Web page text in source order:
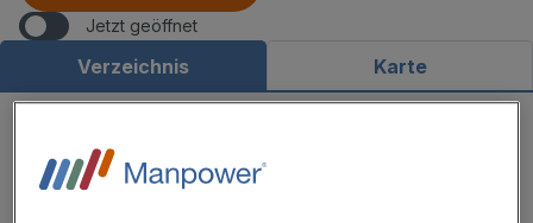
Jetzt geöffnet
Verzeichnis Karte
Manpower Kassel
3,8 63 Rezension